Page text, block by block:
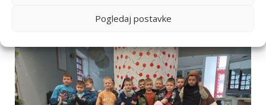
Pogledaj postavke